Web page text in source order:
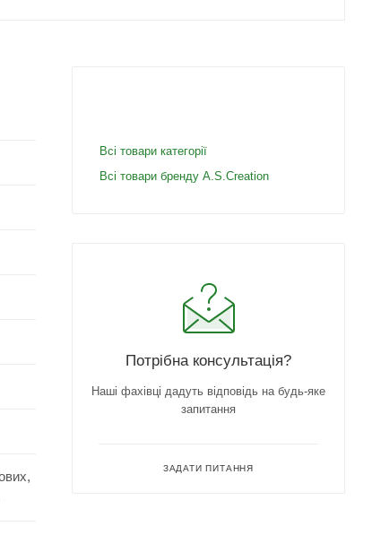
Всі товари категорії
Всі товари бренду A.S.Creation
Потрібна консультація?
Наші фахівці дадуть відповідь на будь-яке
запитання
ЗАДАТИ ПИТАННЯ